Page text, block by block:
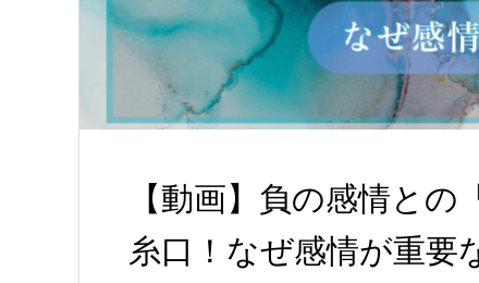
【動画】負の感情と
糸口！なぜ感情が重要